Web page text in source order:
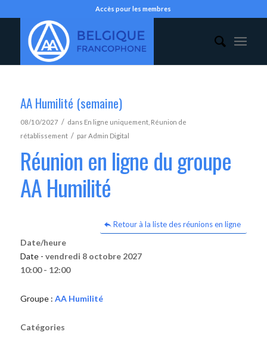
Accès pour les membres
AA Humilité (semaine)
08/10/2027 / dans En ligne uniquement, Réunion de
rétablissement / parAdmin Digital
Réunion en ligne du groupe
AA Humilité
Retour à la liste des réunions en ligne
Date/heure
Date - vendredi 8 octobre 2027
10:00 - 12:00
Groupe : AA Humilité
Catégories